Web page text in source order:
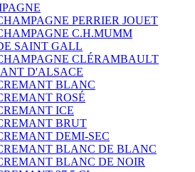
PERRIER JOUET
C.H.MUMM
SAINT GALL
CLÉRAMBAULT
D'ALSACE
BLANC
ROSÉ
ICE
BRUT
DEMI-SEC
BLANC DE BLANC
BLANC DE NOIR